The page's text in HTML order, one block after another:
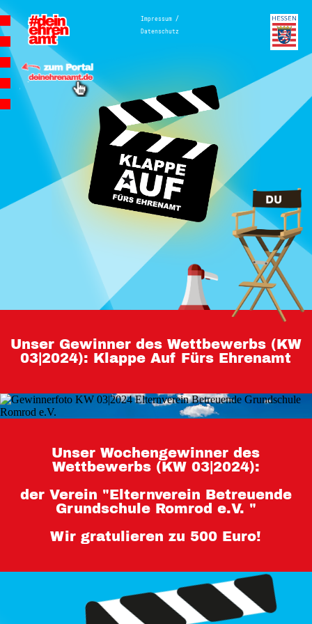
Hauptnavigation
Homepage | Wettbewerb Dein
Ehrenamt ist Herzenssache
Teilnahmebedingungen
MeinMoment
Teilnahmebedingungen
KlappeAuf
Teilnahmebedingungen 80 Jahre
Hessen
Datenschutz
Impressum /
Datenschutz
Unser Gewinner des Wettbewerbs (KW
03|2024): Klappe Auf Fürs Ehrenamt
Unser Wochengewinner des
Wettbewerbs (KW 03|2024):
der Verein "Elternverein Betreuende
Grundschule Romrod e.V. "
Wir gratulieren zu 500 Euro!